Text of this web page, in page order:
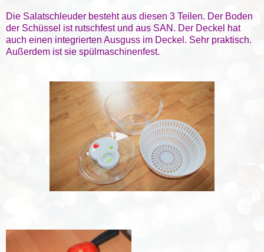
Die Salatschleuder besteht aus diesen 3 Teilen. Der Boden
der Schüssel ist rutschfest und aus SAN. Der Deckel hat
auch einen integrierten Ausguss im Deckel. Sehr praktisch.
Außerdem ist sie spülmaschinenfest.